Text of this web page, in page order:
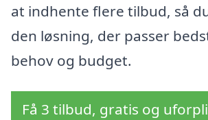
at indhente flere tilbud, så
den løsning, der passer
behov og budget.
Få 3 tilbud, gratis og